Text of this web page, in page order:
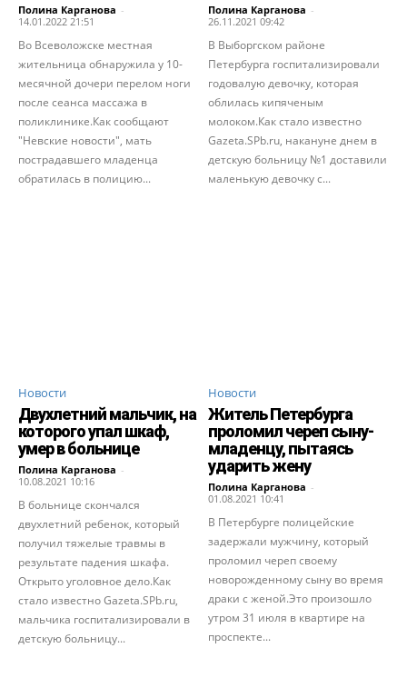
Полина Карганова -
14.01.2022 21:51
Во Всеволожске местная
жительница обнаружила у 10-
месячной дочери перелом ноги
после сеанса массажа в
поликлинике.Как сообщают
"Невские новости", мать
пострадавшего младенца
обратилась в полицию...
Полина Карганова -
26.11.2021 09:42
В Выборгском районе
Петербурга госпитализировали
годовалую девочку, которая
облилась кипяченым
молоком.Как стало известно
Gazeta.SPb.ru, накануне днем в
детскую больницу №1 доставили
маленькую девочку с...
Новости
Двухлетний мальчик, на
которого упал шкаф,
умер в больнице
Полина Карганова -
10.08.2021 10:16
В больнице скончался
двухлетний ребенок, который
получил тяжелые травмы в
результате падения шкафа.
Открыто уголовное дело.Как
стало известно Gazeta.SPb.ru,
мальчика госпитализировали в
детскую больницу...
Новости
Житель Петербурга
проломил череп сыну-
младенцу, пытаясь
ударить жену
Полина Карганова -
01.08.2021 10:41
В Петербурге полицейские
задержали мужчину, который
проломил череп своему
новорожденному сыну во время
драки с женой.Это произошло
утром 31 июля в квартире на
проспекте...